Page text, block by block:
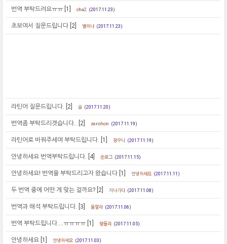
번역 부탁드려요ㅠㅠ [1] cha2 (2017.11.23)
초보여서 질문드립니다 [2] 별하나 (2017.11.23)
라틴어 질문드립니다. [2] 슬 (2017.11.20)
번역좀 부탁드리겟습니다.. [2] zerohon (2017.11.19)
라틴어로 바꿔주세여 부탁드립니다. [1] 장구니 (2017.11.19)
안녕하세요 번역부탁드립니다. [4] 순로그 (2017.11.15)
안녕하세요! 번역을 부탁드리고자 왔습니다 [1] 안녕하세요 (2017.11.11)
두 번역 중에 어떤 게 맞는 걸까요? [2] 지나가다 (2017.11.08)
번역과 해석 부탁드립니다. [3] 울랄라 (2017.11.06)
번역 부탁드립니다....ㅠㅠㅠㅠ [1] 왕둘리 (2017.11.05)
안녕하세요 [1] 안녕하세요 (2017.11.03)